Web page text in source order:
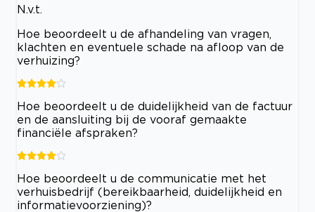
N.v.t.
Hoe beoordeelt u de afhandeling van vragen,
klachten en eventuele schade na afloop van de
verhuizing?
Hoe beoordeelt u de duidelijkheid van de factuur
en de aansluiting bij de vooraf gemaakte
financiële afspraken?
Hoe beoordeelt u de communicatie met het
verhuisbedrijf (bereikbaarheid, duidelijkheid en
informatievoorziening)?